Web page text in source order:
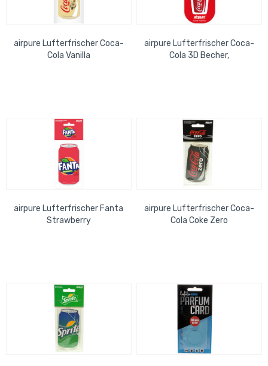
airpure Lufterfrischer Coca-
Cola Vanilla
airpure Lufterfrischer Coca-
Cola 3D Becher,
airpure Lufterfrischer Fanta
Strawberry
airpure Lufterfrischer Coca-
Cola Coke Zero